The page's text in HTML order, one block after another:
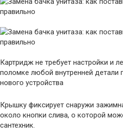
Картридж не требует настройки и
поломке любой внутренней детали
нового устройства
Крышку фиксирует снаружи
около кнопки слива, о которой
сантехник.